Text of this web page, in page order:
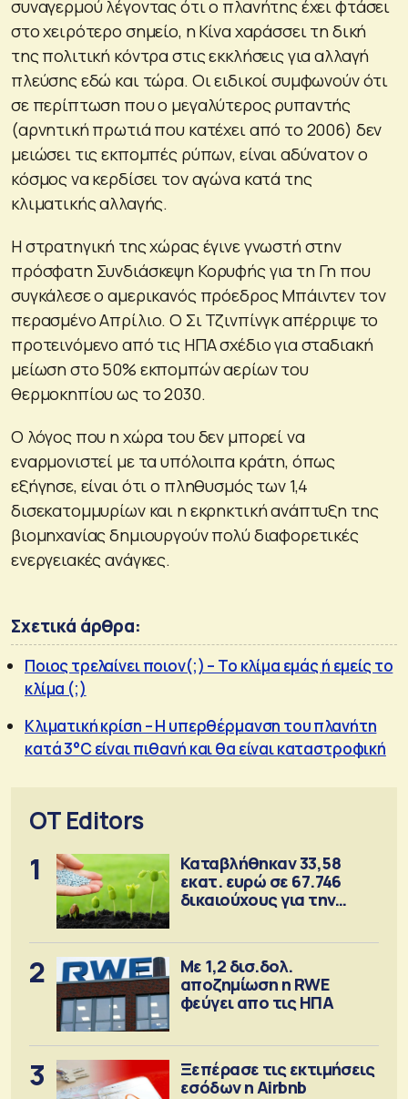
συναγερμού λέγοντας ότι ο πλανήτης έχει φτάσει
στο χειρότερο σημείο, η Κίνα χαράσσει τη δική
της πολιτική κόντρα στις εκκλήσεις για αλλαγή
πλεύσης εδώ και τώρα. Οι ειδικοί συμφωνούν ότι
σε περίπτωση που ο μεγαλύτερος ρυπαντής
(αρνητική πρωτιά που κατέχει από το 2006) δεν
μειώσει τις εκπομπές ρύπων, είναι αδύνατον ο
κόσμος να κερδίσει τον αγώνα κατά της
κλιματικής αλλαγής.
Η στρατηγική της χώρας έγινε γνωστή στην
πρόσφατη Συνδιάσκεψη Κορυφής για τη Γη που
συγκάλεσε ο αμερικανός πρόεδρος Μπάιντεν τον
περασμένο Απρίλιο. Ο Σι Τζινπίνγκ απέρριψε το
προτεινόμενο από τις ΗΠΑ σχέδιο για σταδιακή
μείωση στο 50% εκπομπών αερίων του
θερμοκηπίου ως το 2030.
Ο λόγος που η χώρα του δεν μπορεί να
εναρμονιστεί με τα υπόλοιπα κράτη, όπως
εξήγησε, είναι ότι ο πληθυσμός των 1,4
δισεκατομμυρίων και η εκρηκτική ανάπτυξη της
βιομηχανίας δημιουργούν πολύ διαφορετικές
ενεργειακές ανάγκες.
Σχετικά άρθρα:
Ποιος τρελαίνει ποιον(;) – Το κλίμα εμάς ή εμείς το
κλίμα (;)
Κλιματική κρίση – Η υπερθέρμανση του πλανήτη
κατά 3°C είναι πιθανή και θα είναι καταστροφική
OT Editors
1
Καταβλήθηκαν 33,58
εκατ. ευρώ σε 67.746
δικαιούχους για την
2
Με 1,2 δισ.δολ.
αποζημίωση η RWE
φεύγει απο τις ΗΠΑ
3
Ξεπέρασε τις εκτιμήσεις
εσόδων η Airbnb